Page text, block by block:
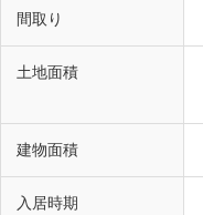
間取り
土地面積
建物面積
入居時期